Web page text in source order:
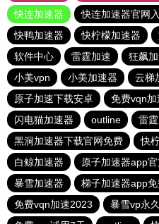
快连加速器
快连加速器官网
快鸭加速器
快柠檬加速器
软件中心
雷霆加速 狂飙
小美vpn
小美加速器 云梯
原子加速下载安卓
免费vqn加
闪电猫加速器
outline
雷
黑洞加速器下载官网免费
快
白鲸加速器
原子加速器app
暴雪加速器
梯子加速器app免
免费vqn加速2023
暴雪vp永